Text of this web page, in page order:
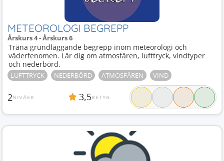
METEOROLOGI BEGREPP
Årskurs 4 - Årskurs 6
Träna grundläggande begrepp inom meteorologi och
väderfenomen. Lär dig om atmosfären, lufttryck, vindtyper
och nederbörd.
LUFTTRYCK NEDERBÖRD ATMOSFÄREN VIND
2NIVÅER 3,5BETYG